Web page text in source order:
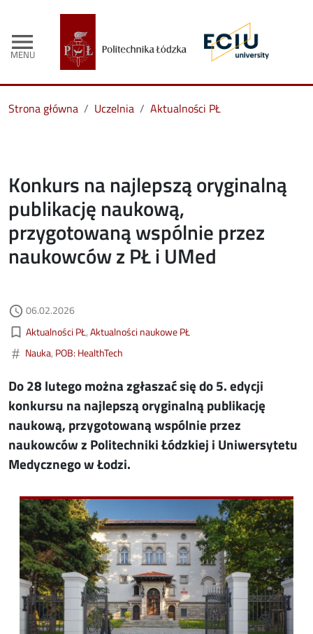
menu
MENU
Strona główna Uczelnia Aktualności PŁ
Konkurs na najlepszą oryginalną
publikację naukową,
przygotowaną wspólnie przez
naukowców z PŁ i UMed
access_time Data dodania
06.02.2026
bookmark_border Kategorie aktualności
Aktualności PŁ Aktualności naukowe PŁ
# Nauka POB: HealthTech
Do 28 lutego można zgłaszać się do 5. edycji
konkursu na najlepszą oryginalną publikację
naukową, przygotowaną wspólnie przez
naukowców z Politechniki Łódzkiej i Uniwersytetu
Medycznego w Łodzi.
Image